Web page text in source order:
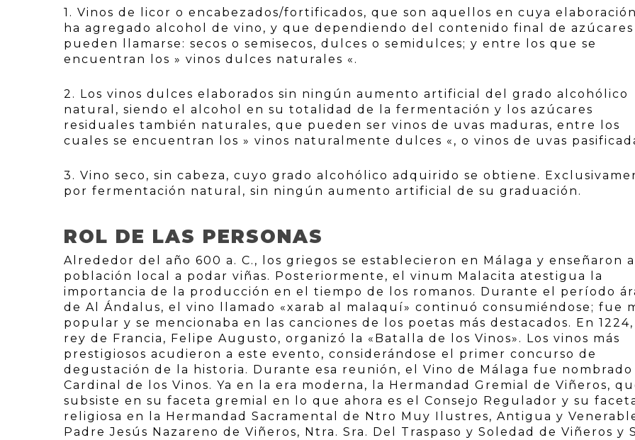
1. Vinos de licor o encabezados/fortificados, que son aquellos en cuya
ha agregado alcohol de vino, y que dependiendo del contenido final de azúcares
pueden llamarse: secos o semisecos, dulces o semidulces; y entre los que se
encuentran los » vinos dulces naturales «.
2. Los vinos dulces elaborados sin ningún aumento artificial del grado alcohólico
natural, siendo el alcohol en su totalidad de la fermentación y los azúcares
residuales también naturales, que pueden ser vinos de uvas maduras, entre los
cuales se encuentran los » vinos naturalmente dulces «, o vinos de uvas
3. Vino seco, sin cabeza, cuyo grado alcohólico adquirido se obtiene.
por fermentación natural, sin ningún aumento artificial de su graduación.
ROL DE LAS PERSONAS
Alrededor del año 600 a. C., los griegos se establecieron en Málaga y enseñaron
población local a podar viñas. Posteriormente, el vinum Malacita atestigua la
importancia de la producción en el tiempo de los romanos. Durante el período
de Al Ándalus, el vino llamado «xarab al malaquí» continuó consumiéndose; fue
popular y se mencionaba en las canciones de los poetas más destacados. En 1224,
rey de Francia, Felipe Augusto, organizó la «Batalla de los Vinos». Los vinos más
prestigiosos acudieron a este evento, considerándose el primer concurso de
degustación de la historia. Durante esa reunión, el Vino de Málaga fue nombrado
Cardinal de los Vinos. Ya en la era moderna, la Hermandad Gremial de Viñeros,
subsiste en su faceta gremial en lo que ahora es el Consejo Regulador y su
religiosa en la Hermandad Sacramental de Ntro Muy Ilustres, Antigua y
Padre Jesús Nazareno de Viñeros, Ntra. Sra. Del Traspaso y Soledad de Viñeros y